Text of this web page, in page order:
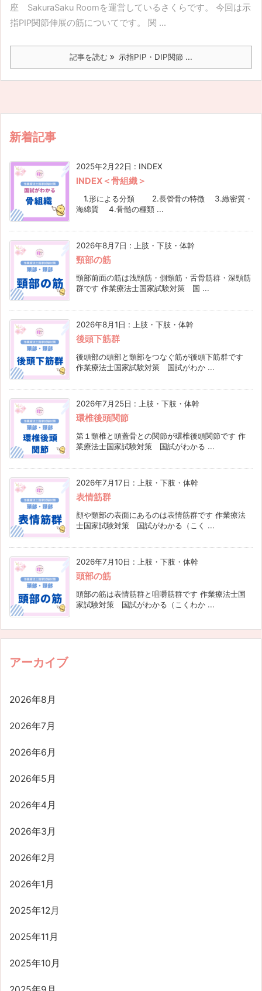
座 SakuraSaku Roomを運営しているさくらです。 今回は示
指PIP関節伸展の筋についてです。 関 ...
記事を読む 示指PIP・DIP関節 ...
新着記事
2025年2月22日 : INDEX
INDEX＜骨組織＞
1.形による分類 2.長管骨の特徴 3.緻密質・
海綿質 4.骨髄の種類 ...
2026年8月7日 : 上肢・下肢・体幹
頸部の筋
頸部前面の筋は浅頸筋・側頸筋・舌骨筋群・深頸筋
群です 作業療法士国家試験対策 国 ...
2026年8月1日 : 上肢・下肢・体幹
後頭下筋群
後頭部の頭部と頸部をつなぐ筋が後頭下筋群です
作業療法士国家試験対策 国試がわか ...
2026年7月25日 : 上肢・下肢・体幹
環椎後頭関節
第１頸椎と頭蓋骨との関節が環椎後頭関節です 作
業療法士国家試験対策 国試がわかる ...
2026年7月17日 : 上肢・下肢・体幹
表情筋群
顔や頸部の表面にあるのは表情筋群です 作業療法
士国家試験対策 国試がわかる（こく ...
2026年7月10日 : 上肢・下肢・体幹
頭部の筋
頭部の筋は表情筋群と咀嚼筋群です 作業療法士国
家試験対策 国試がわかる（こくわか ...
アーカイブ
2026年8月
2026年7月
2026年6月
2026年5月
2026年4月
2026年3月
2026年2月
2026年1月
2025年12月
2025年11月
2025年10月